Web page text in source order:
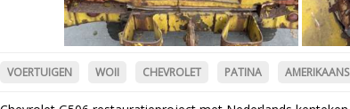
VOERTUIGEN WOII CHEVROLET PATINA AMERIKAANS